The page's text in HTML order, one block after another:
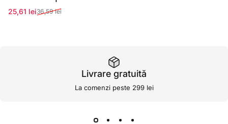
Preț redus
25,61 lei
Preț normal
36,59 lei
Livrare gratuită
La comenzi peste 299 lei